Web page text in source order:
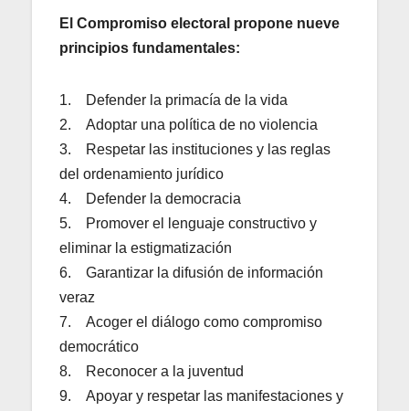
El Compromiso electoral propone nueve
principios fundamentales:
1. Defender la primacía de la vida
2. Adoptar una política de no violencia
3. Respetar las instituciones y las reglas
del ordenamiento jurídico
4. Defender la democracia
5. Promover el lenguaje constructivo y
eliminar la estigmatización
6. Garantizar la difusión de información
veraz
7. Acoger el diálogo como compromiso
democrático
8. Reconocer a la juventud
9. Apoyar y respetar las manifestaciones y